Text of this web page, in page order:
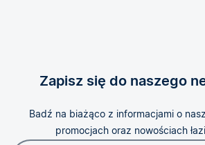
Zapisz się do naszego
Badź na biażąco z informacjami o
promocjach oraz nowościach